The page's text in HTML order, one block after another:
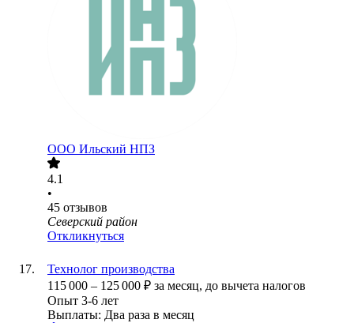
ООО Ильский НПЗ
4.1
•
45 отзывов
Северский район
Откликнуться
Технолог производства
115 000 – 125 000 ₽ за месяц, до вычета налогов
Опыт 3-6 лет
Выплаты: Два раза в месяц